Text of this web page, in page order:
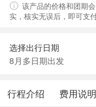
该产品的价格和团期
实，核实无误后，即可支
选择出行日期
8月多日期出发
行程介绍 费用说明